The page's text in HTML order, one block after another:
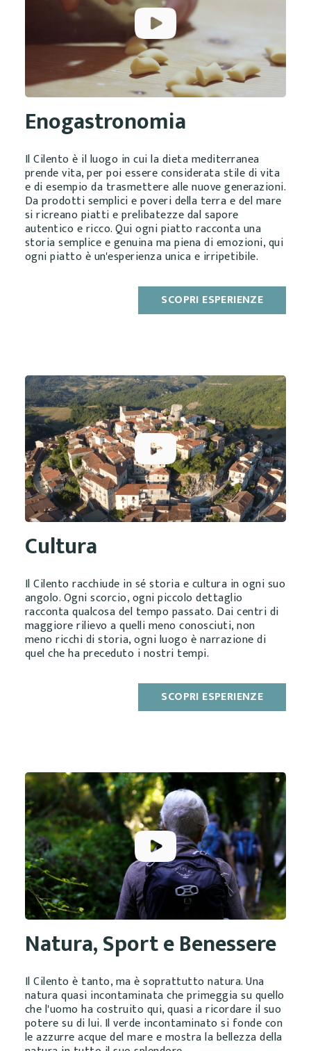
Enogastronomia
Il Cilento è il luogo in cui la dieta mediterranea
prende vita, per poi essere considerata stile di vita
e di esempio da trasmettere alle nuove generazioni.
Da prodotti semplici e poveri della terra e del mare
si ricreano piatti e prelibatezze dal sapore
autentico e ricco. Qui ogni piatto racconta una
storia semplice e genuina ma piena di emozioni, qui
ogni piatto è un'esperienza unica e irripetibile.
SCOPRI ESPERIENZE
Cultura
Il Cilento racchiude in sé storia e cultura in ogni suo
angolo. Ogni scorcio, ogni piccolo dettaglio
racconta qualcosa del tempo passato. Dai centri di
maggiore rilievo a quelli meno conosciuti, non
meno ricchi di storia, ogni luogo è narrazione di
quel che ha preceduto i nostri tempi.
SCOPRI ESPERIENZE
Natura, Sport e Benessere
Il Cilento è tanto, ma è soprattutto natura. Una
natura quasi incontaminata che primeggia su quello
che l'uomo ha costruito qui, quasi a ricordare il suo
potere su di lui. Il verde incontaminato si fonde con
le azzurre acque del mare e mostra la bellezza della